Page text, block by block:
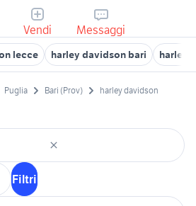
Vendi Messaggi
lecce harley davidson bari harley
Puglia Bari (Prov) harley davidson
Filtri